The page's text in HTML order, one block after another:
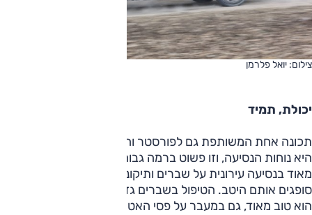
צילום: יואל פלרמן
יכולת, תמיד
תכונה אחת המשותפת גם לפורסטר והיא מהחזקות של דגם זה,
היא נוחות הנסיעה, וזו פשוט ברמה גבוהה מאוד. הנוחות טובה
מאוד בנסיעה עירונית על שברים ותיקוני כביש קטנים, והבולמים
סופגים אותם היטב. הטיפול בשברים גדולים מתעלה פחות ועדיין
הוא טוב מאוד, גם במעבר על פסי האטה בגבהים שונים.